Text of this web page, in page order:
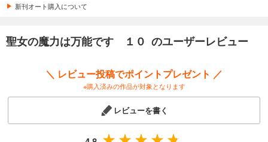
新刊オート購入について
聖女の魔力は万能です １０ のユーザーレビュー
＼ レビュー投稿でポイントプレゼント ／
※購入済みの作品が対象となります
レビューを書く